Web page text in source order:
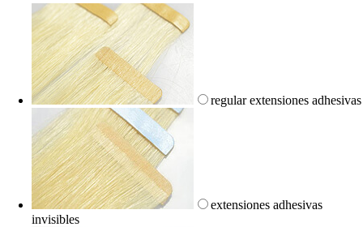
regular extensiones adhesivas
extensiones adhesivas
invisibles